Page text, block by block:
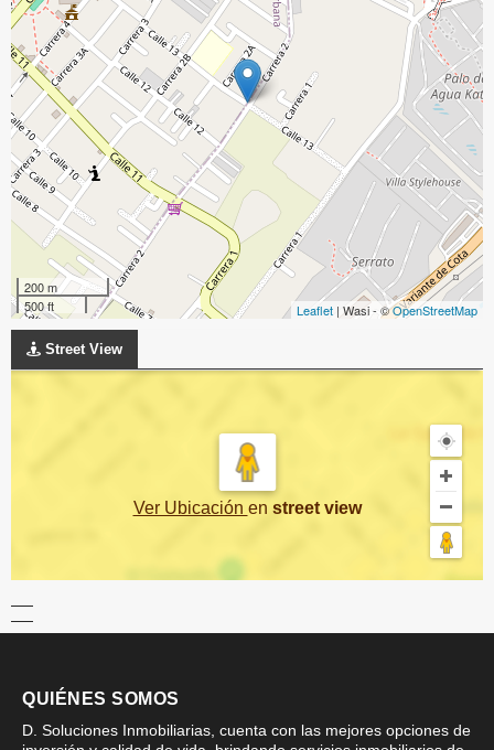
200 m
500 ft
Leaflet | Wasi - ©OpenStreetMap
Street View
Ver Ubicación en street view
QUIÉNES SOMOS
D. Soluciones Inmobiliarias, cuenta con las mejores opciones de